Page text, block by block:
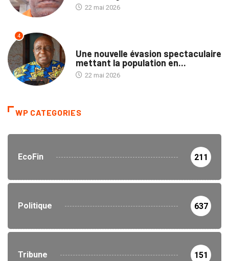
22 mai 2026
4
Une nouvelle évasion spectaculaire
mettant la population en...
22 mai 2026
WP CATEGORIES
EcoFin 211
Politique 637
Tribune 151